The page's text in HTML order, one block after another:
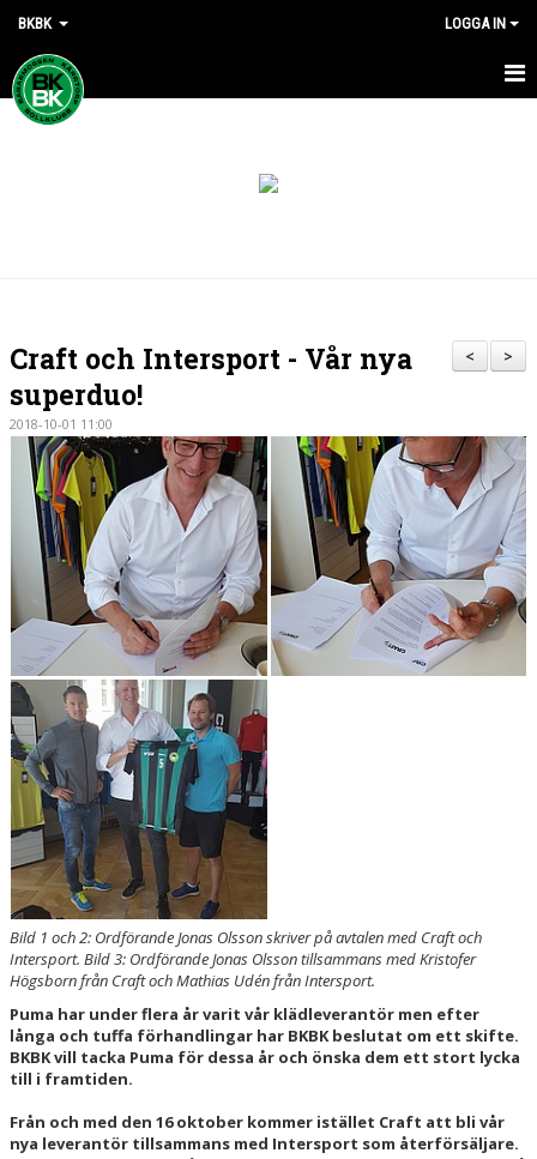
BKBK LOGGA IN
HEM
>
<
Craft och Intersport - Vår nya
superduo!
2018-10-01 11:00
Bild 1 och 2: Ordförande Jonas Olsson skriver på avtalen med Craft och
Intersport. Bild 3: Ordförande Jonas Olsson tillsammans med Kristofer
Högsborn från Craft och Mathias Udén från Intersport.
Puma har under flera år varit vår klädleverantör men efter
långa och tuffa förhandlingar har BKBK beslutat om ett skifte.
BKBK vill tacka Puma för dessa år och önska dem ett stort lycka
till i framtiden.
Från och med den 16 oktober kommer istället Craft att bli vår
nya leverantör tillsammans med Intersport som återförsäljare.